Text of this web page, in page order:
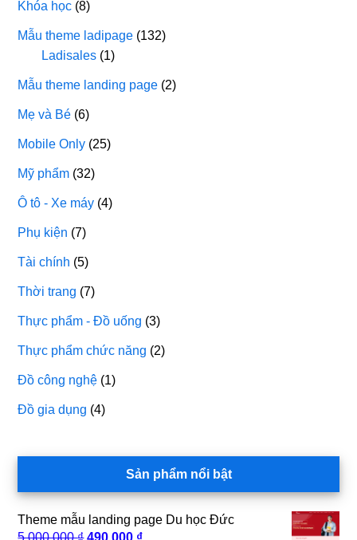
Khóa học (8)
Mẫu theme ladipage (132)
Ladisales (1)
Mẫu theme landing page (2)
Mẹ và Bé (6)
Mobile Only (25)
Mỹ phẩm (32)
Ô tô - Xe máy (4)
Phụ kiện (7)
Tài chính (5)
Thời trang (7)
Thực phẩm - Đồ uống (3)
Thực phẩm chức năng (2)
Đồ công nghệ (1)
Đồ gia dụng (4)
Sản phẩm nổi bật
Theme mẫu landing page Du học Đức
Giá
Giá